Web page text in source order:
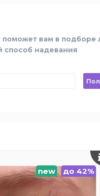
вам в подборе
способ надевания
new до 42%